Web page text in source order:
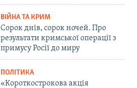
ВІЙНА ТА КРИМ
Сорок днів, сорок ночей. Про
результати кримської операції з
примусу Росії до миру
ПОЛІТИКА
«Короткострокова акція